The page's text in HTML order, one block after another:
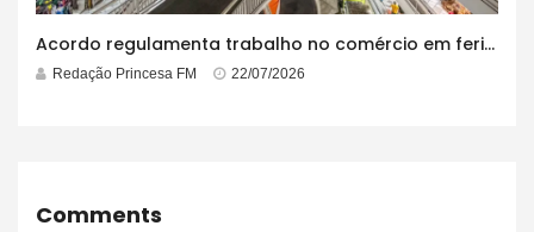
Acordo regulamenta trabalho no comércio em feriados
Redação Princesa FM 22/07/2026
Comments